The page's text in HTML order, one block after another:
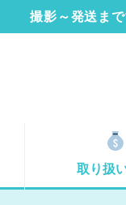
撮影～発送ま
取り扱